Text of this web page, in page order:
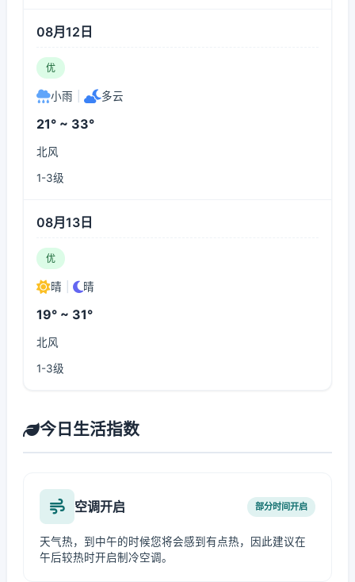
08月12日
优
小雨 多云
21° ~ 33°
北风
1-3级
08月13日
优
晴 晴
19° ~ 31°
北风
1-3级
今日生活指数
空调开启 部分时间开启
天气热，到中午的时候您将会感到有点热，因此建议在
午后较热时开启制冷空调。